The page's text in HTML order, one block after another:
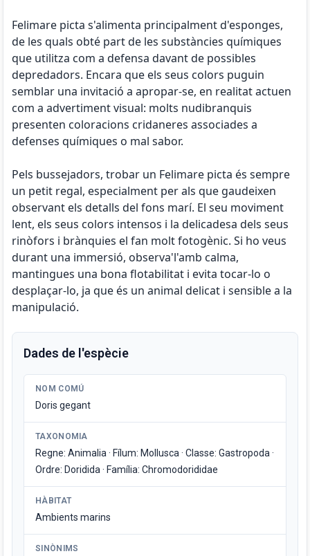
Felimare picta s'alimenta principalment d'esponges,
de les quals obté part de les substàncies químiques
que utilitza com a defensa davant de possibles
depredadors. Encara que els seus colors puguin
semblar una invitació a apropar-se, en realitat actuen
com a advertiment visual: molts nudibranquis
presenten coloracions cridaneres associades a
defenses químiques o mal sabor.
Pels bussejadors, trobar un Felimare picta és sempre
un petit regal, especialment per als que gaudeixen
observant els detalls del fons marí. El seu moviment
lent, els seus colors intensos i la delicadesa dels seus
rinòfors i brànquies el fan molt fotogènic. Si ho veus
durant una immersió, observa'l'amb calma,
mantingues una bona flotabilitat i evita tocar-lo o
desplaçar-lo, ja que és un animal delicat i sensible a la
manipulació.
Dades de l'espècie
NOM COMÚ
Doris gegant
TAXONOMIA
Regne: Animalia · Fílum: Mollusca · Classe: Gastropoda ·
Ordre: Doridida · Família: Chromodorididae
HÀBITAT
Ambients marins
SINÒNIMS